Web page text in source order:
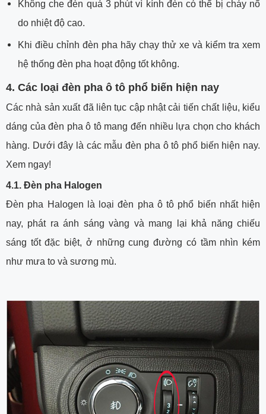
Không che đèn quá 3 phút vì kính đèn có thể bị cháy nổ
do nhiệt độ cao.
Khi điều chỉnh đèn pha hãy chạy thử xe và kiểm tra xem
hệ thống đèn pha hoạt động tốt không.
4. Các loại đèn pha ô tô phổ biến hiện nay
Các nhà sản xuất đã liên tục cập nhật cải tiến chất liệu, kiểu
dáng của đèn pha ô tô mang đến nhiều lựa chọn cho khách
hàng. Dưới đây là các mẫu đèn pha ô tô phổ biến hiện nay.
Xem ngay!
4.1. Đèn pha Halogen
Đèn pha Halogen là loại đèn pha ô tô phổ biến nhất hiện
nay, phát ra ánh sáng vàng và mang lại khả năng chiếu
sáng tốt đặc biệt, ở những cung đường có tầm nhìn kém
như mưa to và sương mù.